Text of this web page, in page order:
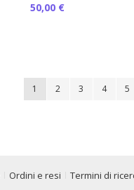
50,00 €
Pagina
Attualmente stai
1 Pagina
2 Pagina
3 Pagina
4 5
Ordini e resi Termini di